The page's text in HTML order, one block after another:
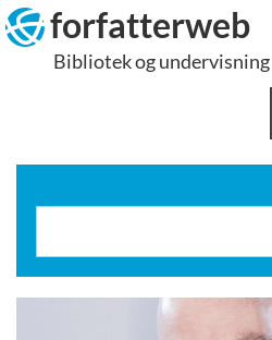
Hop
til
indhold
forfatterweb
Bibliotek og undervisning